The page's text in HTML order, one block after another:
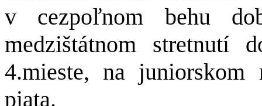
v cezpoľnom behu
medzištátnom stretnutí
4.mieste, na juniorskom
piata.